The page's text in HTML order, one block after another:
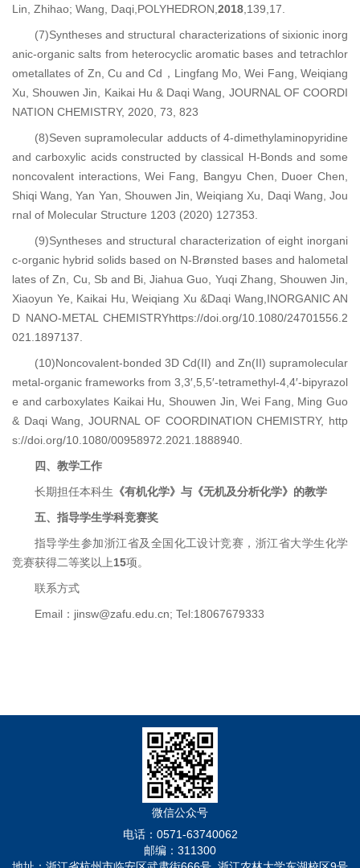
Lin, Zhihao; Wang, Daqi,POLYHEDRON,2018,139,17.
(7)Syntheses and structural characterizations of sixionic inorg
anic-organic salts from heterocyclic aromatic bases and tetrachlor
ometallates of Zn, Cu and Cd，Lingfang Mo, Wei Fang, Weiqiang
Xu, Shouwen Jin, Kaikai Hu & Daqi Wang, JOURNAL OF COORDI
NATION CHEMISTRY, 2020, 73, 823
(8)Seven supramolecular adducts of 4-dimethylaminopyridine
and carboxylic acids constructed by classical H-Bonds and some
noncovalent interactions, Wei Fang, Bangyu Chen, Duoer Chen,
Shiqi Wang, Yan Yan, Shouwen Jin, Weiqiang Xu, Daqi Wang, Jou
rnal of Molecular Structure 1203 (2020) 127353.
(9)Syntheses and structural characterization of eight inorgani
c-organic hybrid solids based on N-Brønsted bases and halometal
lates of Zn, Cu, Sb and Bi, Jiahua Guo, Yuqi Zhang, Shouwen Jin,
Xiaoyun Ye, Kaikai Hu, Weiqiang Xu &Daqi Wang,INORGANIC AN
D NANO-METAL CHEMISTRYhttps://doi.org/10.1080/24701556.2
021.1897137.
(10)Noncovalent-bonded 3D Cd(II) and Zn(II) supramolecular
metal-organic frameworks from 3,3′,5,5′-tetramethyl-4,4′-bipyrazol
e and carboxylates Kaikai Hu, Shouwen Jin, Wei Fang, Ming Guo
& Daqi Wang, JOURNAL OF COORDINATION CHEMISTRY, http
s://doi.org/10.1080/00958972.2021.1888940.
四、 教学工作
长期担任本科生 《有机化学》与《无机及分析化学》的教学
五、 指导学生学科竞赛奖
指导学生参加浙江省及全国化工设计竞赛，浙江省大学生化学
竞赛获得二等奖以上15项。
联系方式
Email： jinsw@zafu.edu.cn; Tel:18067679333
微信公众号
电话：0571-63740062
邮编：311300